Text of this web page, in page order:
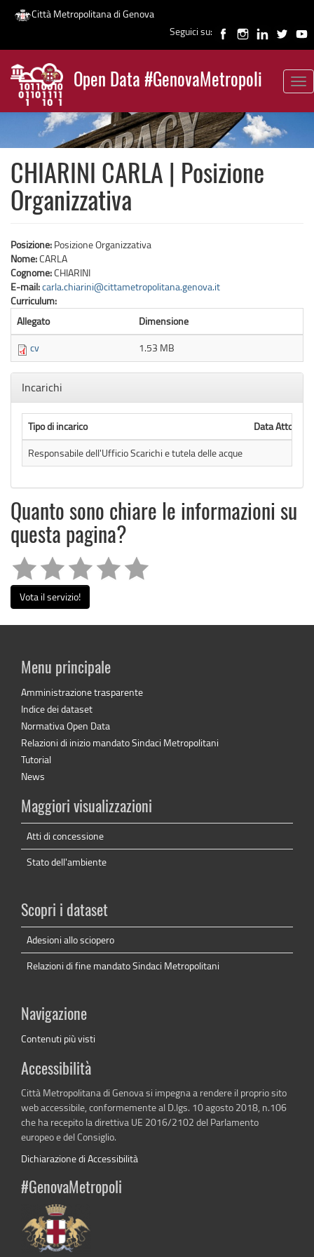
Salta
contenuto
principale
Città Metropolitana di Genova
Seguici su:
Open Data #GenovaMetropoli
News
CHIARINI CARLA | Posizione
Organizzativa
Posizione: Posizione Organizzativa
Nome:CARLA
Cognome:CHIARINI
E-mail:carla.chiarini@cittametropolitana.genova.it
Curriculum:
Allegato
Dimensione
cv
1.53 MB
Nascondi
Incarichi
Tipo di incarico
Data Atto
Responsabile dell'Ufficio Scarichi e tutela delle acque
Quanto sono chiare le informazioni su
questa pagina?
Vota il servizio!
Menu principale
Amministrazione trasparente
Indice dei dataset
Normativa Open Data
Relazioni di inizio mandato Sindaci Metropolitani
Tutorial
News
Maggiori visualizzazioni
Atti di concessione
Stato dell'ambiente
Scopri i dataset
Adesioni allo sciopero
Relazioni di fine mandato Sindaci Metropolitani
Navigazione
Contenuti più visti
Accessibilità
Città Metropolitana di Genova si impegna a rendere il proprio sito
web accessibile, conformemente al D.lgs. 10 agosto 2018, n.106
che ha recepito la direttiva UE 2016/2102 del Parlamento
europeo e del Consiglio.
Dichiarazione di Accessibilità
#GenovaMetropoli